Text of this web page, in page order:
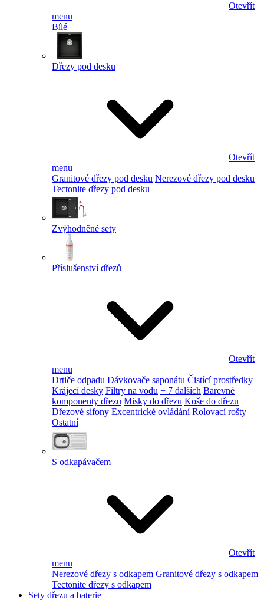
Otevřít
menu
Bílé
Dřezy pod desku
Otevřít
menu
Granitové dřezy pod desku Nerezové dřezy pod desku
Tectonite dřezy pod desku
Zvýhodněné sety
Příslušenství dřezů
Otevřít
menu
Drtiče odpadu Dávkovače saponátu Čistící prostředky
Krájecí desky Filtry na vodu + 7 dalších Barevné
komponenty dřezu Misky do dřezu Koše do dřezu
Dřezové sifony Excentrické ovládání Rolovací rošty
Ostatní
S odkapávačem
Otevřít
menu
Nerezové dřezy s odkapem Granitové dřezy s odkapem
Tectonite dřezy s odkapem
Sety dřezu a baterie